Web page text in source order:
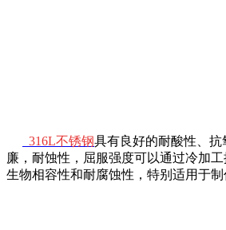
316L不锈钢具有良好的耐酸性、
廉，耐蚀性，屈服强度可以通过冷加
生物相容性和耐腐蚀性，特别适用于